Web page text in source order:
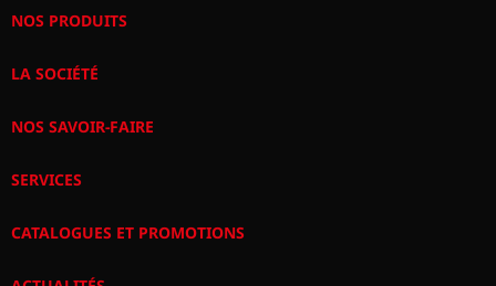
NOS PRODUITS
LA SOCIÉTÉ
NOS SAVOIR-FAIRE
SERVICES
CATALOGUES ET PROMOTIONS